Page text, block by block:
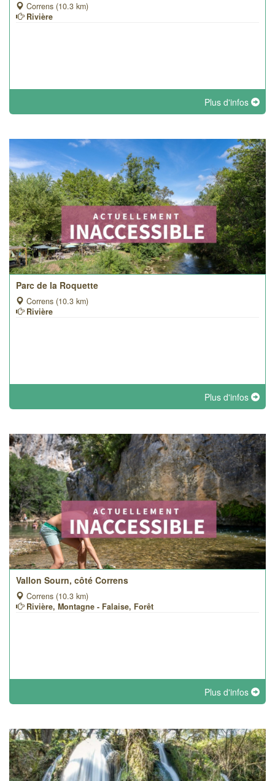
Correns (10.3 km)
Rivière
Plus d'infos
Parc de la Roquette
Correns (10.3 km)
Rivière
Plus d'infos
Vallon Sourn, côté Correns
Correns (10.3 km)
Rivière, Montagne - Falaise, Forêt
Plus d'infos